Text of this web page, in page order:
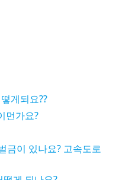
게되요??
먼가요?
금이 있나요? 고속도로